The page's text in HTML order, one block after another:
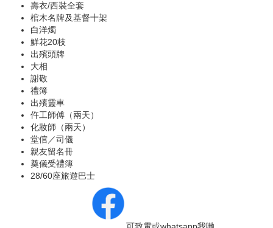
壽衣/西裝全套
棺木名牌及基督十架
白洋燭
鮮花20枝
出殯頭牌
大相
謝敬
禮簿
出殯靈車
仵工師傅（兩天）
化妝師（兩天）
堂倌／司儀
親友留名冊
奠儀受禮簿
28/60座旅遊巴士